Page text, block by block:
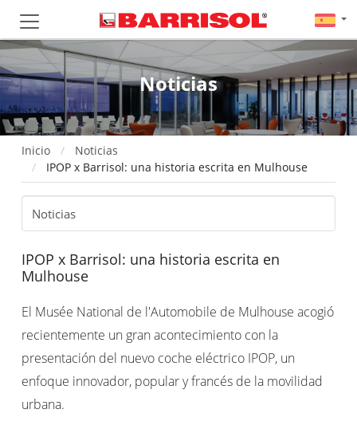
Noticias
Inicio
Noticias
IPOP x Barrisol: una historia escrita en Mulhouse
IPOP x Barrisol: una historia escrita en
Mulhouse
El Musée National de l'Automobile de Mulhouse acogió
recientemente un gran acontecimiento con la
presentación del nuevo coche eléctrico IPOP, un
enfoque innovador, popular y francés de la movilidad
urbana.